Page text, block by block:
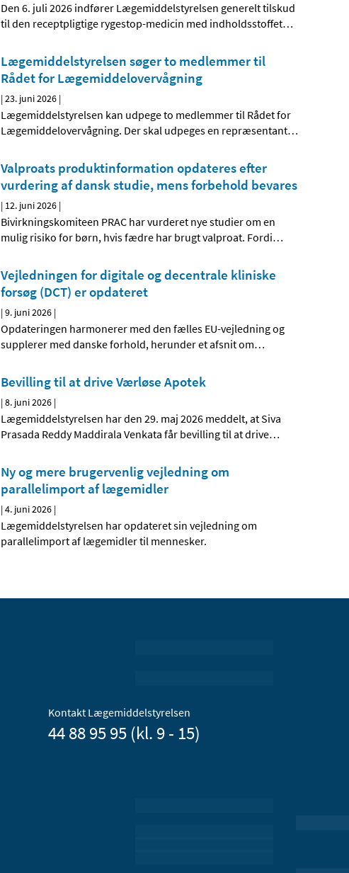
Den 6. juli 2026 indfører Lægemiddelstyrelsen generelt tilskud
til den receptpligtige rygestop-medicin med indholdsstoffet…
Lægemiddelstyrelsen søger to medlemmer til
Rådet for Lægemiddelovervågning
|23. juni 2026 |
Lægemiddelstyrelsen kan udpege to medlemmer til Rådet for
Lægemiddelovervågning. Der skal udpeges en repræsentant…
Valproats produktinformation opdateres efter
vurdering af dansk studie, mens forbehold bevares
| 12. juni 2026 |
Bivirkningskomiteen PRAC har vurderet nye studier om en
mulig risiko for børn, hvis fædre har brugt valproat. Fordi…
Vejledningen for digitale og decentrale kliniske
forsøg (DCT) er opdateret
|9. juni 2026 |
Opdateringen harmonerer med den fælles EU-vejledning og
supplerer med danske forhold, herunder et afsnit om…
Bevilling til at drive Værløse Apotek
|8. juni 2026 |
Lægemiddelstyrelsen har den 29. maj 2026 meddelt, at Siva
Prasada Reddy Maddirala Venkata får bevilling til at drive…
Ny og mere brugervenlig vejledning om
parallelimport af lægemidler
|4. juni 2026 |
Lægemiddelstyrelsen har opdateret sin vejledning om
parallelimport af lægemidler til mennesker.
Kontakt Lægemiddelstyrelsen
44 88 95 95 (kl. 9 - 15)